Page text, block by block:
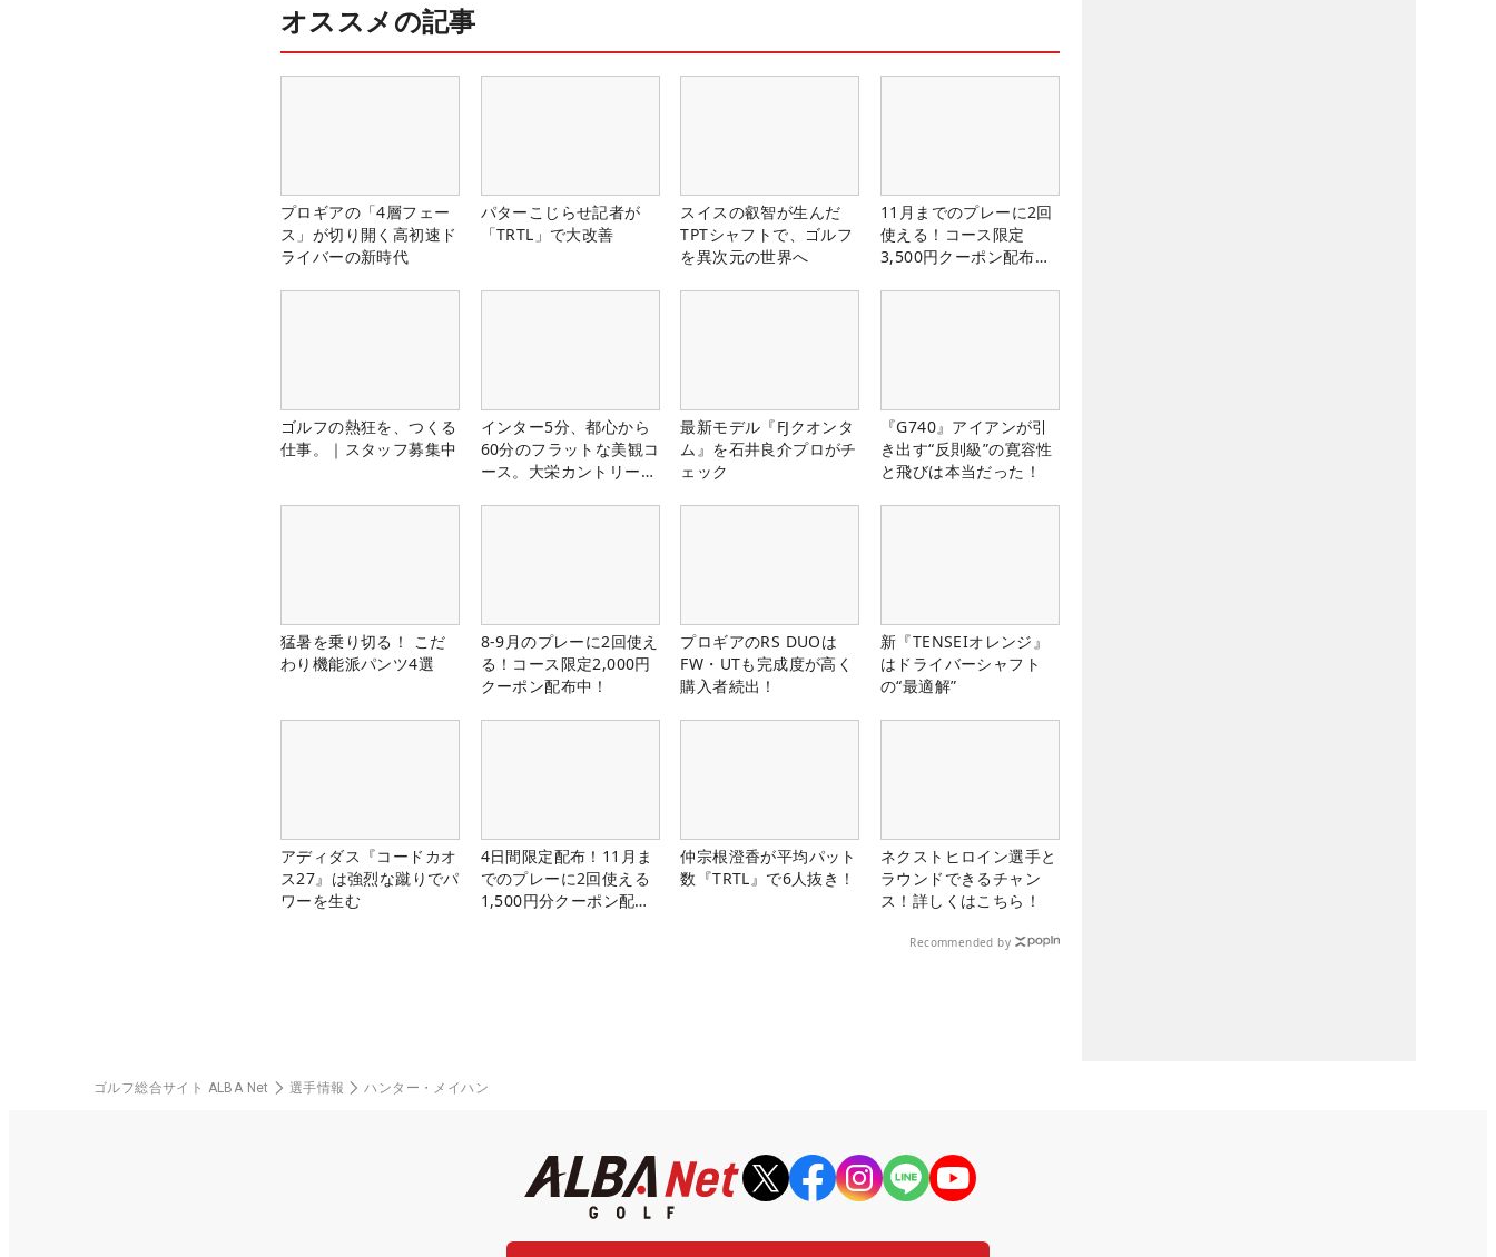
オススメの記事
プロギアの「4層フェー
ス」が切り開く高初速ド
ライバーの新時代
パターこじらせ記者が
「TRTL」で大改善
スイスの叡智が生んだ
TPTシャフトで、ゴルフ
を異次元の世界へ
11月までのプレーに2回
使える！コース限定
3,500円クーポン配布
ゴルフの熱狂を、つくる
仕事。｜スタッフ募集中
インター5分、都心から
60分のフラットな美観コ
ース。大栄カントリー俱
最新モデル『FJクオンタ
ム』を石井良介プロがチ
ェック
『G740』アイアンが引
き出す“反則級”の寛容性
と飛びは本当だった！
猛暑を乗り切る！ こだ
わり機能派パンツ4選
8-9月のプレーに2回使え
る！コース限定2,000円
クーポン配布中！
プロギアのRS DUOは
FW・UTも完成度が高く
購入者続出！
新『TENSEIオレンジ』
はドライバーシャフト
の“最適解”
アディダス『コードカオ
ス27』は強烈な蹴りでパ
ワーを生む
4日間限定配布！11月ま
でのプレーに2回使える
1,500円分クーポン配布
仲宗根澄香が平均パット
数『TRTL』で6人抜き！
ネクストヒロイン選手と
ラウンドできるチャン
ス！詳しくはこちら！
Recommended by
ゴルフ総合サイト ALBA Net 選手情報 ハンター・メイハン